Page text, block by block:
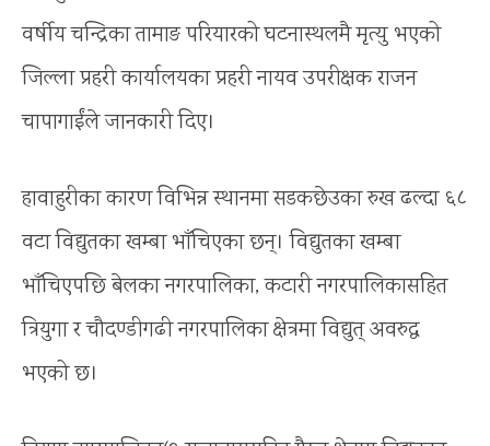
वर्षीय चन्द्रिका तामाङ परियारको घटनास्थलमै मृत्यु भएको
जिल्ला प्रहरी कार्यालयका प्रहरी नायव उपरीक्षक राजन
चापागाईंले जानकारी दिए।
हावाहुरीका कारण विभिन्न स्थानमा सडकछेउका रुख ढल्दा ६८
वटा विद्युतका खम्बा भाँचिएका छन्। विद्युतका खम्बा
भाँचिएपछि बेलका नगरपालिका, कटारी नगरपालिकासहित
त्रियुगा र चौदण्डीगढी नगरपालिका क्षेत्रमा विद्युत् अवरुद्ध
भएको छ।